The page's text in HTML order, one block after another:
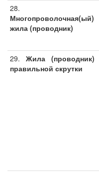
28.
Многопроволочная(ый)
жила (проводник)
29. Жила (проводник)
правильной скрутки